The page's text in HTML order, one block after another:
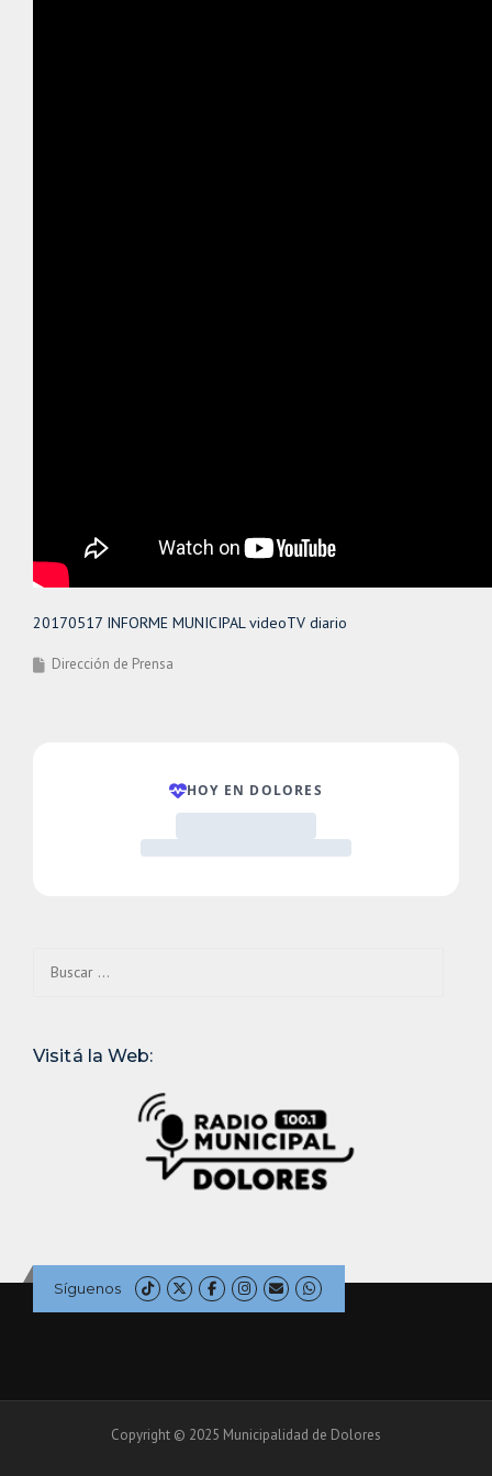
20170517 INFORME MUNICIPAL videoTV diario
Dirección de Prensa
Visitá la Web:
Síguenos
Copyright © 2025 Municipalidad de Dolores